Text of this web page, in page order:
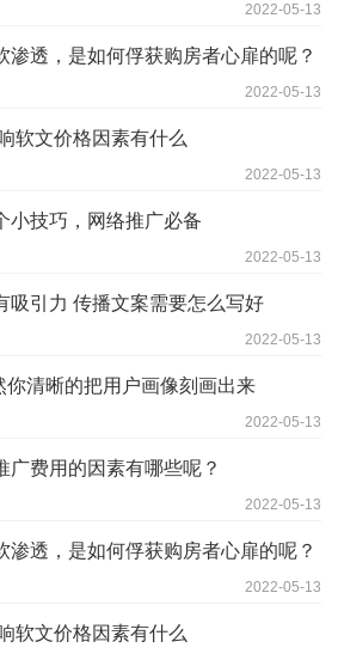
2022-05-13
渗透，是如何俘获购房者心扉的呢？
2022-05-13
软文价格因素有什么
2022-05-13
小技巧，网络推广必备
2022-05-13
吸引力 传播文案需要怎么写好
2022-05-13
清晰的把用户画像刻画出来
2022-05-13
广费用的因素有哪些呢？
2022-05-13
渗透，是如何俘获购房者心扉的呢？
2022-05-13
软文价格因素有什么